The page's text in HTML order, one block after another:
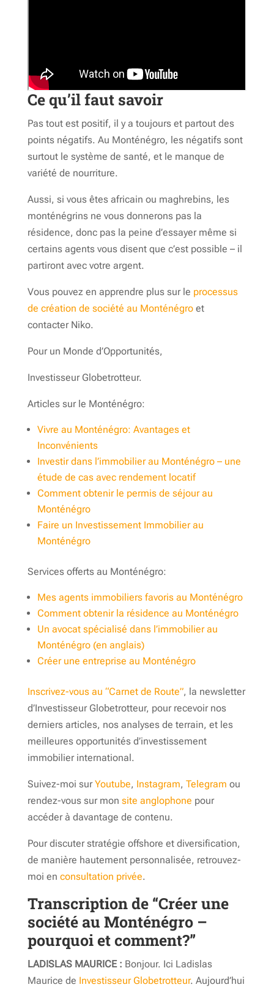
Ce qu’il faut savoir
Pas tout est positif, il y a toujours et partout des
points négatifs. Au Monténégro, les négatifs sont
surtout le système de santé, et le manque de
variété de nourriture.
Aussi, si vous êtes africain ou maghrebins, les
monténégrins ne vous donnerons pas la
résidence, donc pas la peine d’essayer même si
certains agents vous disent que c’est possible – il
partiront avec votre argent.
Vous pouvez en apprendre plus sur le processus
de création de société au Monténégroet
contacter Niko.
Pour un Monde d’Opportunités,
Investisseur Globetrotteur.
Articles sur le Monténégro:
Vivre au Monténégro: Avantages et
Inconvénients
Investir dans l’immobilier au Monténégro – une
étude de cas avec rendement locatif
Comment obtenir le permis de séjour au
Monténégro
Faire un Investissement Immobilier au
Monténégro
Services offerts au Monténégro:
Mes agents immobiliers favoris au Monténégro
Comment obtenir la résidence au Monténégro
Un avocat spécialisé dans l’immobilier au
Monténégro (en anglais)
Créer une entreprise au Monténégro
Inscrivez-vous au “Carnet de Route”, la newsletter
d’Investisseur Globetrotteur, pour recevoir nos
derniers articles, nos analyses de terrain, et les
meilleures opportunités d’investissement
immobilier international.
Suivez-moi surYoutube, Instagram, Telegram ou
rendez-vous sur mon site anglophone pour
accéder à davantage de contenu.
Pour discuter stratégie offshore et diversification,
de manière hautement personnalisée, retrouvez-
moi en consultation privée.
Transcription de “Créer une
société au Monténégro –
pourquoi et comment?”
LADISLAS MAURICE : Bonjour. Ici Ladislas
Maurice de Investisseur Globetrotteur. Aujourd’hui